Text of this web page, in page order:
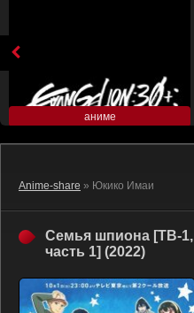
аниме
Anime-share » Юкико Имаи
Семья шпиона [ТВ-1,
часть 1] (2022)